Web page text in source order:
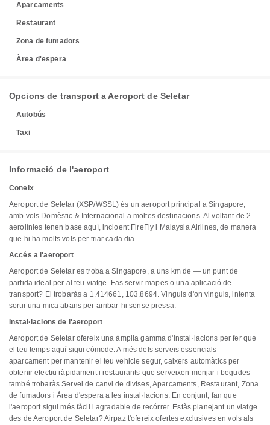
Aparcaments
Restaurant
Zona de fumadors
Àrea d'espera
Opcions de transport a Aeroport de Seletar
Autobús
Taxi
Informació de l'aeroport
Coneix
Aeroport de Seletar (XSP/WSSL) és un aeroport principal a Singapore,
amb vols Domèstic & Internacional a moltes destinacions. Al voltant de 2
aerolínies tenen base aquí, incloent FireFly i Malaysia Airlines, de manera
que hi ha molts vols per triar cada dia.
Accés a l'aeroport
Aeroport de Seletar es troba a Singapore, a uns km de — un punt de
partida ideal per al teu viatge. Fas servir mapes o una aplicació de
transport? El trobaràs a 1.414661, 103.8694. Vinguis d'on vinguis, intenta
sortir una mica abans per arribar-hi sense pressa.
Instal·lacions de l'aeroport
Aeroport de Seletar ofereix una àmplia gamma d'instal·lacions per fer que
el teu temps aquí sigui còmode. A més dels serveis essencials —
aparcament per mantenir el teu vehicle segur, caixers automàtics per
obtenir efectiu ràpidament i restaurants que serveixen menjar i begudes —
també trobaràs Servei de canvi de divises, Aparcaments, Restaurant, Zona
de fumadors i Àrea d'espera a les instal·lacions. En conjunt, fan que
l'aeroport sigui més fàcil i agradable de recórrer. Estàs planejant un viatge
des de Aeroport de Seletar? Airpaz t'ofereix ofertes exclusives en vols als